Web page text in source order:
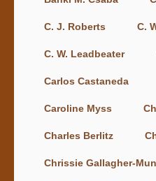
C. J. Roberts C.
C. W. Leadbeater
Carlos Castaneda
Caroline Myss
Charles Berlitz
Chrissie Gallagher-